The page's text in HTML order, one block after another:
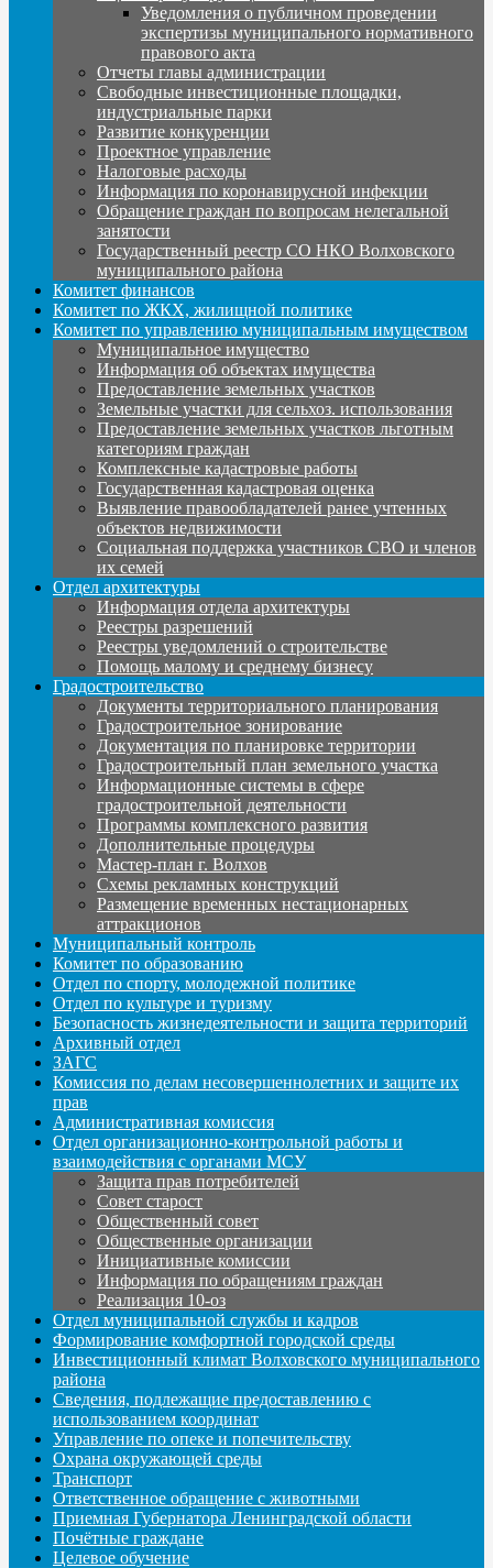
Уведомления о публичном проведении
экспертизы муниципального нормативного
правового акта
Отчеты главы администрации
Свободные инвестиционные площадки,
индустриальные парки
Развитие конкуренции
Проектное управление
Налоговые расходы
Информация по коронавирусной инфекции
Обращение граждан по вопросам нелегальной
занятости
Государственный реестр СО НКО Волховского
муниципального района
Комитет финансов
Комитет по ЖКХ, жилищной политике
Комитет по управлению муниципальным имуществом
Муниципальное имущество
Информация об объектах имущества
Предоставление земельных участков
Земельные участки для сельхоз. использования
Предоставление земельных участков льготным
категориям граждан
Комплексные кадастровые работы
Государственная кадастровая оценка
Выявление правообладателей ранее учтенных
объектов недвижимости
Социальная поддержка участников СВО и членов
их семей
Отдел архитектуры
Информация отдела архитектуры
Реестры разрешений
Реестры уведомлений о строительстве
Помощь малому и среднему бизнесу
Градостроительство
Документы территориального планирования
Градостроительное зонирование
Документация по планировке территории
Градостроительный план земельного участка
Информационные системы в сфере
градостроительной деятельности
Программы комплексного развития
Дополнительные процедуры
Мастер-план г. Волхов
Схемы рекламных конструкций
Размещение временных нестационарных
аттракционов
Муниципальный контроль
Комитет по образованию
Отдел по спорту, молодежной политике
Отдел по культуре и туризму
Безопасность жизнедеятельности и защита территорий
Архивный отдел
ЗАГС
Комиссия по делам несовершеннолетних и защите их
прав
Административная комиссия
Отдел организационно-контрольной работы и
взаимодействия с органами МСУ
Защита прав потребителей
Совет старост
Общественный совет
Общественные организации
Инициативные комиссии
Информация по обращениям граждан
Реализация 10-оз
Отдел муниципальной службы и кадров
Формирование комфортной городской среды
Инвестиционный климат Волховского муниципального
района
Сведения, подлежащие предоставлению с
использованием координат
Управление по опеке и попечительству
Охрана окружающей среды
Транспорт
Ответственное обращение с животными
Приемная Губернатора Ленинградской области
Почётные граждане
Целевое обучение